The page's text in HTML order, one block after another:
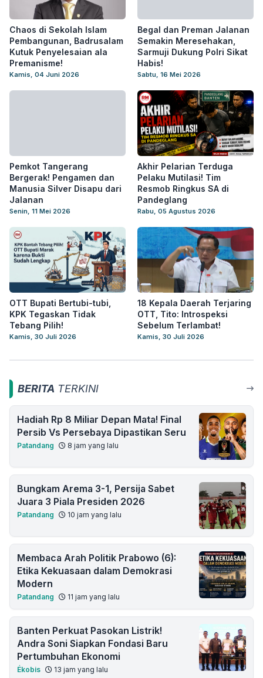
Chaos di Sekolah Islam
Pembangunan, Badrusalam
Kutuk Penyelesaian ala
Premanisme!
Kamis, 04 Juni 2026
Begal dan Preman Jalanan
Semakin Meresehakan,
Sarmuji Dukung Polri Sikat
Habis!
Sabtu, 16 Mei 2026
Pemkot Tangerang
Bergerak! Pengamen dan
Manusia Silver Disapu dari
Jalanan
Senin, 11 Mei 2026
Akhir Pelarian Terduga
Pelaku Mutilasi! Tim
Resmob Ringkus SA di
Pandeglang
Rabu, 05 Agustus 2026
OTT Bupati Bertubi-tubi,
KPK Tegaskan Tidak
Tebang Pilih!
Kamis, 30 Juli 2026
18 Kepala Daerah Terjaring
OTT, Tito: Introspeksi
Sebelum Terlambat!
Kamis, 30 Juli 2026
BERITA TERKINI
Hadiah Rp 8 Miliar Depan Mata! Final
Persib Vs Persebaya Dipastikan Seru
Patandang 8 jam yang lalu
Bungkam Arema 3-1, Persija Sabet
Juara 3 Piala Presiden 2026
Patandang 10 jam yang lalu
Membaca Arah Politik Prabowo (6):
Etika Kekuasaan dalam Demokrasi
Modern
Patandang 11 jam yang lalu
Banten Perkuat Pasokan Listrik!
Andra Soni Siapkan Fondasi Baru
Pertumbuhan Ekonomi
Ékobis 13 jam yang lalu